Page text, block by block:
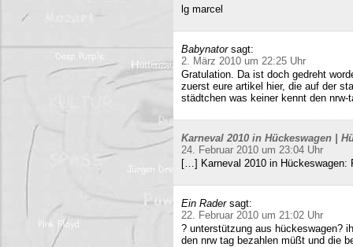
lg marcel
Babynator sagt:
2. März 2010 um 22:25 Uhr
Gratulation. Da ist doch gedreht
zuerst eure artikel hier, die auf der
städtchen was keiner kennt den nrw-
Karneval 2010 in Hückeswagen |
24. Februar 2010 um 23:04 Uhr
[…] Karneval 2010 in Hückeswagen:
Ein Rader sagt:
22. Februar 2010 um 21:02 Uhr
? unterstützung aus hückeswagen?
den nrw tag bezahlen müßt und die